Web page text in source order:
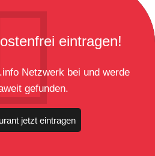
eintragen!
Netzwerk bei und werde
gefunden.
jetzt eintragen